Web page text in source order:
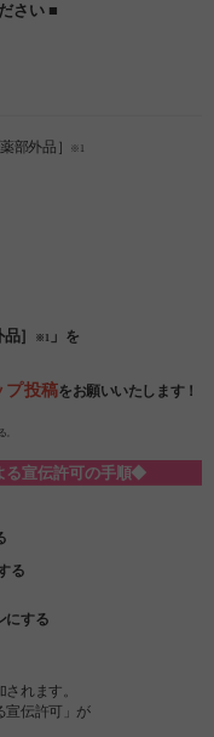
さい ■
部外品］ ※1
］ ※1 」 を
プ投稿をお願いいたします！
。
る宣伝許可の手順◆
る
にする
れます。
宣伝許可」が